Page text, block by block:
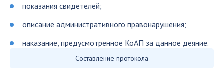
показания свидетелей;
описание административного правонарушения;
наказание, предусмотренное КоАП за данное деяние.
Составление протокола